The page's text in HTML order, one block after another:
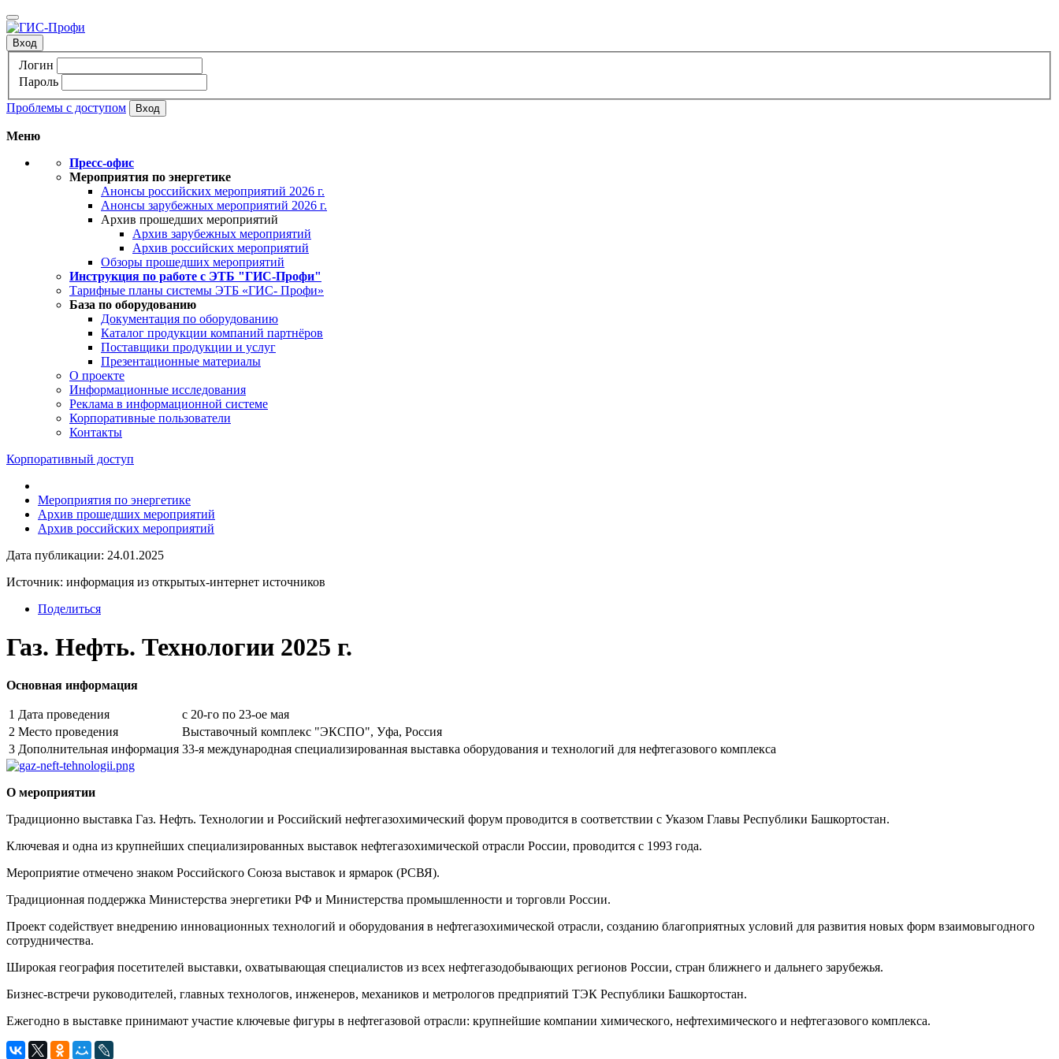
Вход
Логин
Пароль
Проблемы с доступом
Меню
Пресс-офис
Мероприятия по энергетике
Анонсы российских мероприятий 2026 г.
Анонсы зарубежных мероприятий 2026 г.
Архив прошедших мероприятий
Архив зарубежных мероприятий
Архив российских мероприятий
Обзоры прошедших мероприятий
Инструкция по работе с ЭТБ "ГИС-Профи"
Тарифные планы системы ЭТБ «ГИС- Профи»
База по оборудованию
Документация по оборудованию
Каталог продукции компаний партнёров
Поставщики продукции и услуг
Презентационные материалы
О проекте
Информационные исследования
Реклама в информационной системе
Корпоративные пользователи
Контакты
Корпоративный доступ
Мероприятия по энергетике
Архив прошедших мероприятий
Архив российских мероприятий
Дата публикации: 24.01.2025
Источник: информация из открытых-интернет источников
Поделиться
Газ. Нефть. Технологии 2025 г.
Основная информация
1 Дата проведения
с 20-го по 23-ое мая
2 Место проведения
Выставочный комплекс "ЭКСПО", Уфа, Россия
3 Дополнительная информация 33-я международная специализированная выставка оборудования и технологий для нефтегазового комплекса
О мероприятии
Традиционно выставка Газ. Нефть. Технологии и Российский нефтегазохимический форум проводится в соответствии с Указом Главы Республики Башкортостан.
Ключевая и одна из крупнейших специализированных выставок нефтегазохимической отрасли России, проводится с 1993 года.
Мероприятие отмечено знаком Российского Союза выставок и ярмарок (РСВЯ).
Традиционная поддержка Министерства энергетики РФ и Министерства промышленности и торговли России.
Проект содействует внедрению инновационных технологий и оборудования в нефтегазохимической отрасли, созданию благоприятных условий для развития новых форм взаимовыгодного
сотрудничества.
Широкая география посетителей выставки, охватывающая специалистов из всех нефтегазодобывающих регионов России, стран ближнего и дальнего зарубежья.
Бизнес-встречи руководителей, главных технологов, инженеров, механиков и метрологов предприятий ТЭК Республики Башкортостан.
Ежегодно в выставке принимают участие ключевые фигуры в нефтегазовой отрасли: крупнейшие компании химического, нефтехимического и нефтегазового комплекса.